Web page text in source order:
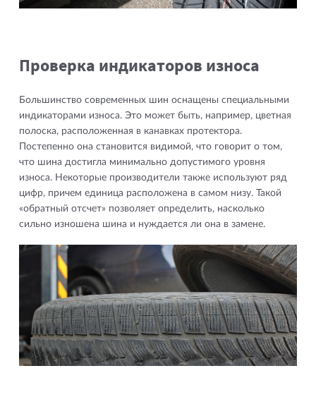
Проверка индикаторов износа
Большинство современных шин оснащены специальными
индикаторами износа. Это может быть, например, цветная
полоска, расположенная в канавках протектора.
Постепенно она становится видимой, что говорит о том,
что шина достигла минимально допустимого уровня
износа. Некоторые производители также используют ряд
цифр, причем единица расположена в самом низу. Такой
«обратный отсчет» позволяет определить, насколько
сильно изношена шина и нуждается ли она в замене.